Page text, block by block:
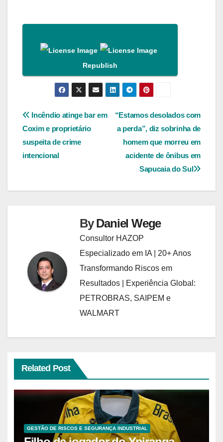
Republish
Navegação
de
Post
“Estamos desolados com
a perda”, diz sobrinha de
homem que morreu em
acidente de ônibus em
Sapucaia do Sul
Incêndio atinge bar em
Coxim e proprietário
suspeita de crime
intencional
ByDaniel Wege
Consultor HAZOP
Especializado em IA | 20+ Anos
Transformando Riscos em
Resultados | Experiência Global:
PETROBRAS, SAIPEM e
WALMART
Related Post
GESTÃO DE RISCOS E SEGURANÇA INDUSTRIAL